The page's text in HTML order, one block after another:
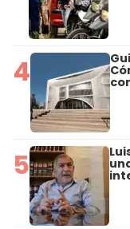
4
5